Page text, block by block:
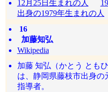
12月25日生まれの人
出身の1979年生まれの人
16
加藤知弘
Wikipedia
加藤 知弘（かとう ともひ
は、静岡県藤枝市出身の
指導者。